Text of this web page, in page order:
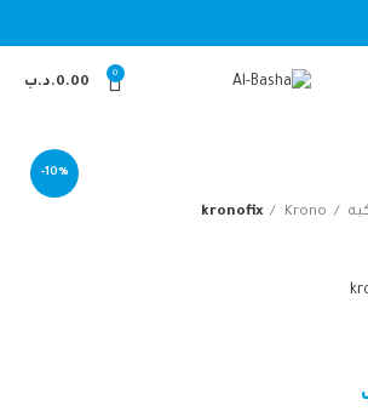
0
0.00.د.ب
-10%
Krono
kronofix